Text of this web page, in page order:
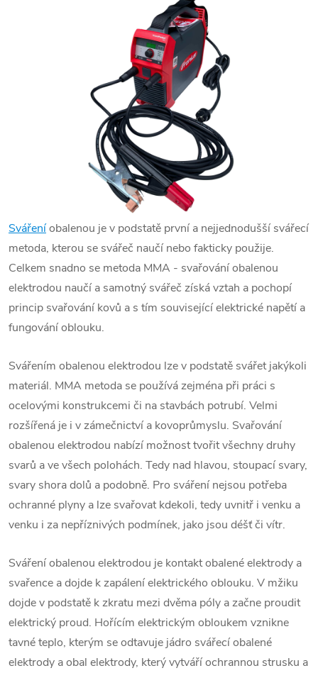
Svářeníobalenou je v podstatě první a nejjednodušší svářecí
metoda, kterou se svářeč naučí nebo fakticky použije.
Celkem snadno se metoda MMA - svařováníobalenou
elektrodou naučí a samotný svářeč získá vztah a pochopí
princip svařování kovů a s tím související elektrické napětí a
fungování oblouku.
Svářením obalenou elektrodou lze v podstatě svářet jakýkoli
materiál. MMA metoda se používá zejména při práci s
ocelovými konstrukcemi či na stavbách potrubí. Velmi
rozšířená je i v zámečnictví a kovoprůmyslu. Svařování
obalenou elektrodou nabízí možnost tvořit všechny druhy
svarů a ve všech polohách. Tedy nad hlavou, stoupací svary,
svary shora dolů a podobně. Pro sváření nejsou potřeba
ochranné plyny a lze svařovat kdekoli, tedy uvnitř i venku a
venku i za nepříznivých podmínek, jako jsou déšť či vítr.
Svářeníobalenou elektrodou je kontakt obalené elektrody a
svařence a dojde k zapálení elektrického oblouku. V mžiku
dojde v podstatě k zkratu mezi dvěma póly a začne proudit
elektrický proud. Hořícím elektrickým obloukem vznikne
tavné teplo, kterým se odtavuje jádro svářecí obalené
elektrody a obal elektrody, který vytváří ochrannou strusku a